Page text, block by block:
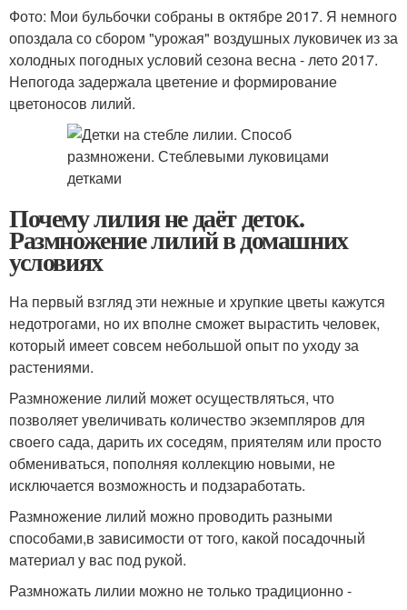
Фото: Мои бульбочки собраны в октябре 2017. Я немного
опоздала со сбором "урожая" воздушных луковичек из за
холодных погодных условий сезона весна - лето 2017.
Непогода задержала цветение и формирование
цветоносов лилий.
Почему лилия не даёт деток.
Размножение лилий в домашних
условиях
На первый взгляд эти нежные и хрупкие цветы кажутся
недотрогами, но их вполне сможет вырастить человек,
который имеет совсем небольшой опыт по уходу за
растениями.
Размножение лилий может осуществляться, что
позволяет увеличивать количество экземпляров для
своего сада, дарить их соседям, приятелям или просто
обмениваться, пополняя коллекцию новыми, не
исключается возможность и подзаработать.
Размножение лилий можно проводить разными
способами,в зависимости от того, какой посадочный
материал у вас под рукой.
Размножать лилии можно не только традиционно -